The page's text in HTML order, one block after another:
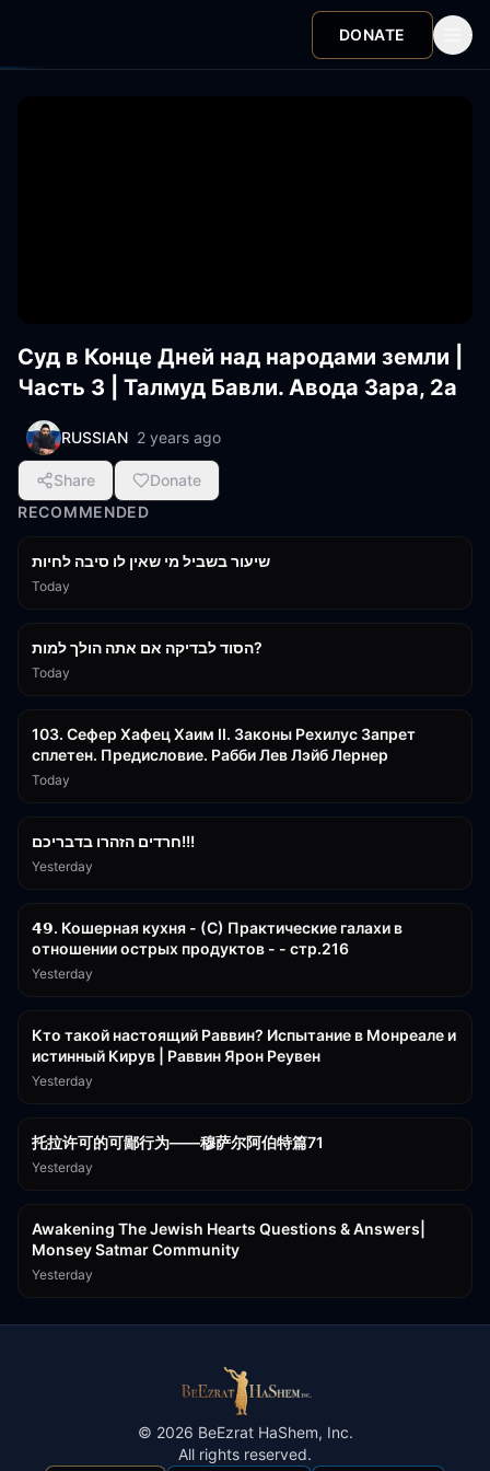
DONATE
Суд в Конце Дней над народами земли |
Часть 3 | Талмуд Бавли. Авода Зара, 2a
RUSSIAN 2 years ago
Share
Donate
RECOMMENDED
שיעור בשביל מי שאין לו סיבה לחיות
Today
הסוד לבדיקה אם אתה הולך למות?
Today
103. Сефер Хафец Хаим II. Законы Рехилус Запрет
сплетен. Предисловие. Рабби Лев Лэйб Лернер
Today
חרדים הזהרו בדבריכם!!!
Yesterday
𝟰𝟵. Кошерная кухня - (С) Практические галахи в
отношении острых продуктов - - стр.216
Yesterday
Кто такой настоящий Раввин? Испытание в Монреале и
истинный Кирув | Раввин Ярон Реувен
Yesterday
托拉许可的可鄙行为——穆萨尔阿伯特篇71
Yesterday
Awakening The Jewish Hearts Questions & Answers|
Monsey Satmar Community
Yesterday
© 2026 BeEzrat HaShem, Inc.
All rights reserved.